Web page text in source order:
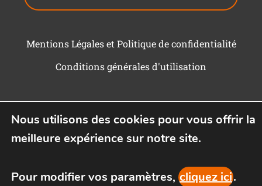
Mentions Légales et Politique de confidentialité
Conditions générales d'utilisation
Nous utilisons des cookies pour vous offrir la
meilleure expérience sur notre site.
Pour modifier vos paramètres, cliquez ici.